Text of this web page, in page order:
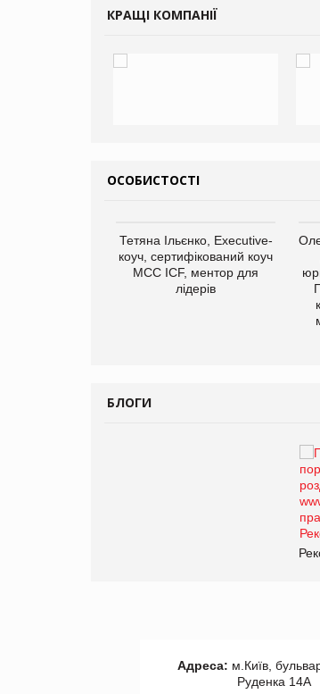
КРАЩІ КОМПАНІЇ
ОСОБИСТОСТІ
Тетяна Ільєнко, Executive-
коуч, сертифікований коуч
МСС ICF, ментор для
лідерів
БЛОГИ
Адреса: м.Київ,
Руденка 14А